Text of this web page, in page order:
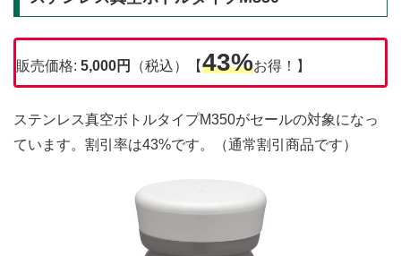
販売価格: 5,000円 （税込）【43%お得！】
ステンレス真空ボトルタイプM350がセールの対象になっ
ています。割引率は43%です。（通常割引商品です）